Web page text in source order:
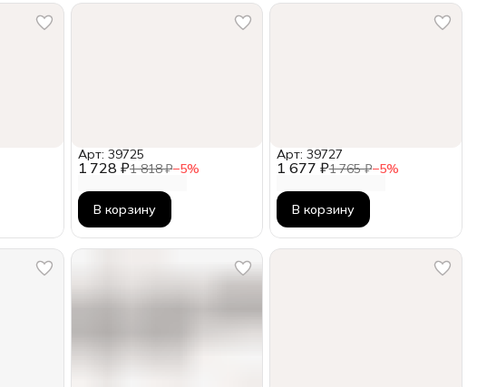
1 728 ₽1 818 ₽−5%
Арт: 39725
В корзину
1 677 ₽1 765 ₽−5%
Арт: 39727
В корзину